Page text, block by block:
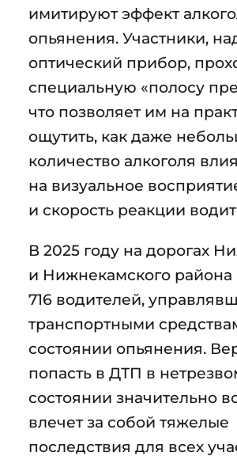
имитируют эффект
опьянения. Участники,
оптический прибор,
специальную «полосу
что позволяет им на
ощутить, как даже
количество алкоголя
на визуальное
и скорость реакции
В 2025 году на дорогах
и Нижнекамского
716 водителей,
транспортными
состоянии опьянения.
попасть в ДТП в
состоянии значительно
влечет за собой тяжелые
последствия для всех